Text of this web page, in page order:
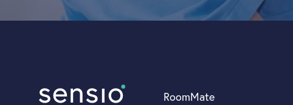
RoomMate